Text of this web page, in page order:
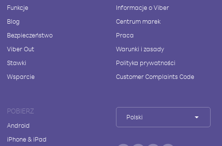
Funkcje
Blog
Bezpieczeństwo
Viber Out
Stawki
Wsparcie
Informacje o Viber
Centrum marek
Praca
Warunki i zasady
Polityka prywatności
Customer Complaints Code
POBIERZ
Android
iPhone & iPad
Polski